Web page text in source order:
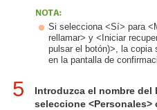
Si selecciona <Sí> para
rellamar> y <Iniciar
pulsar el botón)>, la copia
en la pantalla de
5
Introduzca el nombre
seleccione